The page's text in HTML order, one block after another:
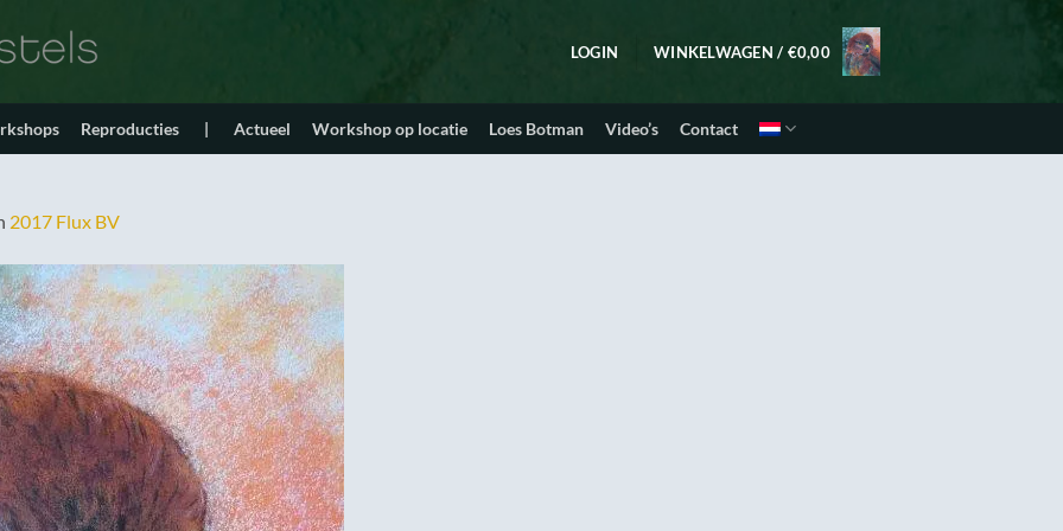
LOGIN WINKELWAGEN / €0,00
Reproducties | Actueel Workshop op locatie Loes Botman Video’s Contact
2017 Flux BV